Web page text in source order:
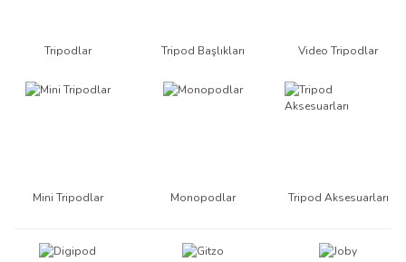
Tripodlar Tripod Başlıkları Video Tripodlar
Mini Tripodlar Monopodlar Tripod Aksesuarları